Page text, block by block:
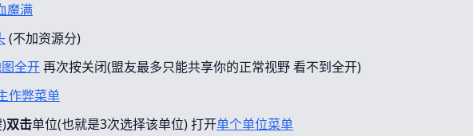
魔满
(不加资源分)
全开再次按关闭(盟友最多只能共享你的正常视野 看不到全开)
作弊菜单
双击单位(也就是3次选择该单位) 打开单个单位菜单